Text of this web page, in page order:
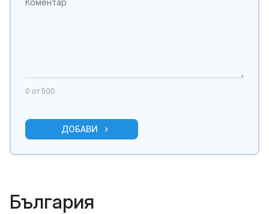
0 от 500
ДОБАВИ
България